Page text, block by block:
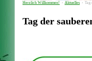
Herzlich Willkommen! › Aktuelles › Tag
Tag der